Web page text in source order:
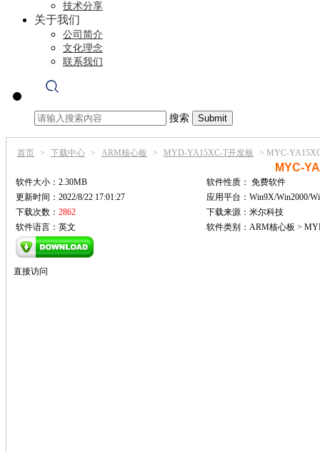
技术分享
关于我们
公司简介
文化理念
联系我们
搜索
首页 > 下载中心 > ARM核心板 > MYD-YA15XC-T开发板 > MYC-
MYC-
软件大小：2.30MB 软件性质： 免费软件
更新时间：2022/8/22 17:01:27
应用平台：Win9X/Win2000/
下载次数： 2862
下载来源：米尔科技
软件语言：英文
软件类别：ARM核心板 >
直接访问